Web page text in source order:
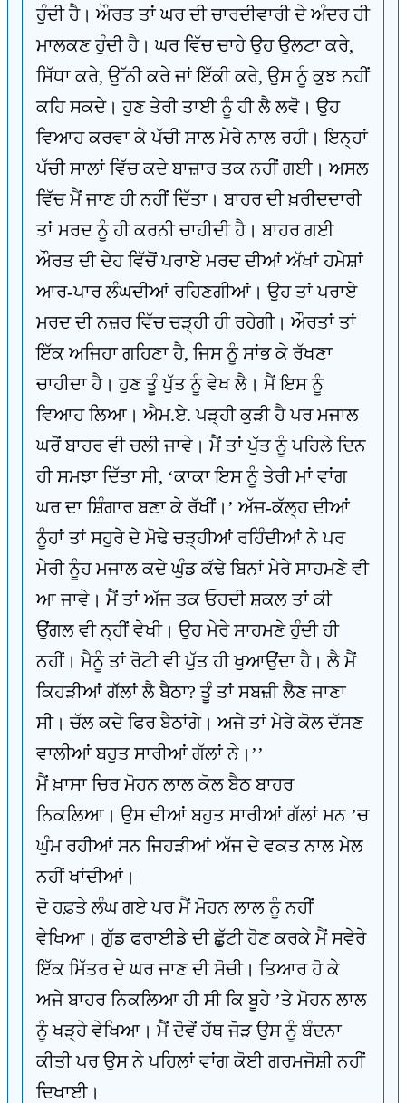
ਹੁੰਦੀ ਹੈ। ਔਰਤ ਤਾਂ ਘਰ ਦੀ ਚਾਰਦੀਵਾਰੀ ਦੇ ਅੰਦਰ ਹੀ
ਮਾਲਕਣ ਹੁੰਦੀ ਹੈ। ਘਰ ਵਿੱਚ ਚਾਹੇ ਉਹ ਉਲਟਾ ਕਰੇ,
ਸਿੱਧਾ ਕਰੇ, ਉੱਨੀ ਕਰੇ ਜਾਂ ਇੱਕੀ ਕਰੇ, ਉਸ ਨੂੰ ਕੁਝ ਨਹੀਂ
ਕਹਿ ਸਕਦੇ। ਹੁਣ ਤੇਰੀ ਤਾਈ ਨੂੰ ਹੀ ਲੈ ਲਵੋ। ਉਹ
ਵਿਆਹ ਕਰਵਾ ਕੇ ਪੱਚੀ ਸਾਲ ਮੇਰੇ ਨਾਲ ਰਹੀ। ਇਨ੍ਹਾਂ
ਪੱਚੀ ਸਾਲਾਂ ਵਿੱਚ ਕਦੇ ਬਾਜ਼ਾਰ ਤਕ ਨਹੀਂ ਗਈ। ਅਸਲ
ਵਿੱਚ ਮੈਂ ਜਾਣ ਹੀ ਨਹੀਂ ਦਿੱਤਾ। ਬਾਹਰ ਦੀ ਖ਼ਰੀਦਦਾਰੀ
ਤਾਂ ਮਰਦ ਨੂੰ ਹੀ ਕਰਨੀ ਚਾਹੀਦੀ ਹੈ। ਬਾਹਰ ਗਈ
ਔਰਤ ਦੀ ਦੇਹ ਵਿੱਚੋਂ ਪਰਾਏ ਮਰਦ ਦੀਆਂ ਅੱਖਾਂ ਹਮੇਸ਼ਾਂ
ਆਰ-ਪਾਰ ਲੰਘਦੀਆਂ ਰਹਿਣਗੀਆਂ। ਉਹ ਤਾਂ ਪਰਾਏ
ਮਰਦ ਦੀ ਨਜ਼ਰ ਵਿੱਚ ਚੜ੍ਹੀ ਹੀ ਰਹੇਗੀ। ਔਰਤਾਂ ਤਾਂ
ਇੱਕ ਅਜਿਹਾ ਗਹਿਣਾ ਹੈ, ਜਿਸ ਨੂੰ ਸਾਂਭ ਕੇ ਰੱਖਣਾ
ਚਾਹੀਦਾ ਹੈ। ਹੁਣ ਤੂੰ ਪੁੱਤ ਨੂੰ ਵੇਖ ਲੈ। ਮੈਂ ਇਸ ਨੂੰ
ਵਿਆਹ ਲਿਆ। ਐਮ.ਏ. ਪੜ੍ਹੀ ਕੁੜੀ ਹੈ ਪਰ ਮਜਾਲ
ਘਰੋਂ ਬਾਹਰ ਵੀ ਚਲੀ ਜਾਵੇ। ਮੈਂ ਤਾਂ ਪੁੱਤ ਨੂੰ ਪਹਿਲੇ ਦਿਨ
ਹੀ ਸਮਝਾ ਦਿੱਤਾ ਸੀ, ‘ਕਾਕਾ ਇਸ ਨੂੰ ਤੇਰੀ ਮਾਂ ਵਾਂਗ
ਘਰ ਦਾ ਸ਼ਿੰਗਾਰ ਬਣਾ ਕੇ ਰੱਖੀਂ।’ ਅੱਜ-ਕੱਲ੍ਹ ਦੀਆਂ
ਨੂੰਹਾਂ ਤਾਂ ਸਹੁਰੇ ਦੇ ਮੋਢੇ ਚੜ੍ਹੀਆਂ ਰਹਿੰਦੀਆਂ ਨੇ ਪਰ
ਮੇਰੀ ਨੂੰਹ ਮਜਾਲ ਕਦੇ ਘੁੰਡ ਕੱਢੇ ਬਿਨਾਂ ਮੇਰੇ ਸਾਹਮਣੇ ਵੀ
ਆ ਜਾਵੇ। ਮੈਂ ਤਾਂ ਅੱਜ ਤਕ ਓਹਦੀ ਸ਼ਕਲ ਤਾਂ ਕੀ
ਉਂਗਲ ਵੀ ਨ੍ਹੀਂ ਵੇਖੀ। ਉਹ ਮੇਰੇ ਸਾਹਮਣੇ ਹੁੰਦੀ ਹੀ
ਨਹੀਂ। ਮੈਨੂੰ ਤਾਂ ਰੋਟੀ ਵੀ ਪੁੱਤ ਹੀ ਖੁਆਉਂਦਾ ਹੈ। ਲੈ ਮੈਂ
ਕਿਹੜੀਆਂ ਗੱਲਾਂ ਲੈ ਬੈਠਾ? ਤੂੰ ਤਾਂ ਸਬਜ਼ੀ ਲੈਣ ਜਾਣਾ
ਸੀ। ਚੱਲ ਕਦੇ ਫਿਰ ਬੈਠਾਂਗੇ। ਅਜੇ ਤਾਂ ਮੇਰੇ ਕੋਲ ਦੱਸਣ
ਵਾਲੀਆਂ ਬਹੁਤ ਸਾਰੀਆਂ ਗੱਲਾਂ ਨੇ।’’
ਮੈਂ ਖ਼ਾਸਾ ਚਿਰ ਮੋਹਨ ਲਾਲ ਕੋਲ ਬੈਠ ਬਾਹਰ
ਨਿਕਲਿਆ। ਉਸ ਦੀਆਂ ਬਹੁਤ ਸਾਰੀਆਂ ਗੱਲਾਂ ਮਨ ’ਚ
ਘੁੰਮ ਰਹੀਆਂ ਸਨ ਜਿਹੜੀਆਂ ਅੱਜ ਦੇ ਵਕਤ ਨਾਲ ਮੇਲ
ਨਹੀਂ ਖਾਂਦੀਆਂ।
ਦੋ ਹਫ਼ਤੇ ਲੰਘ ਗਏ ਪਰ ਮੈਂ ਮੋਹਨ ਲਾਲ ਨੂੰ ਨਹੀਂ
ਵੇਖਿਆ। ਗੁੱਡ ਫਰਾਈਡੇ ਦੀ ਛੁੱਟੀ ਹੋਣ ਕਰਕੇ ਮੈਂ ਸਵੇਰੇ
ਇੱਕ ਮਿੱਤਰ ਦੇ ਘਰ ਜਾਣ ਦੀ ਸੋਚੀ। ਤਿਆਰ ਹੋ ਕੇ
ਅਜੇ ਬਾਹਰ ਨਿਕਲਿਆ ਹੀ ਸੀ ਕਿ ਬੂਹੇ ’ਤੇ ਮੋਹਨ ਲਾਲ
ਨੂੰ ਖੜ੍ਹੇ ਵੇਖਿਆ। ਮੈਂ ਦੋਵੇਂ ਹੱਥ ਜੋੜ ਉਸ ਨੂੰ ਬੰਦਨਾ
ਕੀਤੀ ਪਰ ਉਸ ਨੇ ਪਹਿਲਾਂ ਵਾਂਗ ਕੋਈ ਗਰਮਜੋਸ਼ੀ ਨਹੀਂ
ਦਿਖਾਈ।